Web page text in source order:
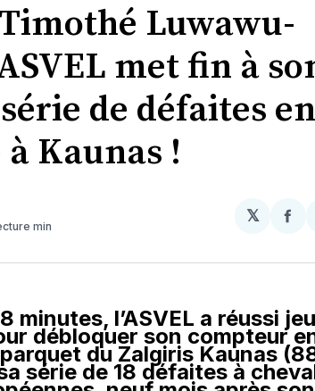
Luwawu-
met fin à
de défaites en
Kaunas !
min
𝕏
minutes, l’ASVEL a réussi
débloquer son compteur
du Zalgiris Kaunas
série de 18 défaites à